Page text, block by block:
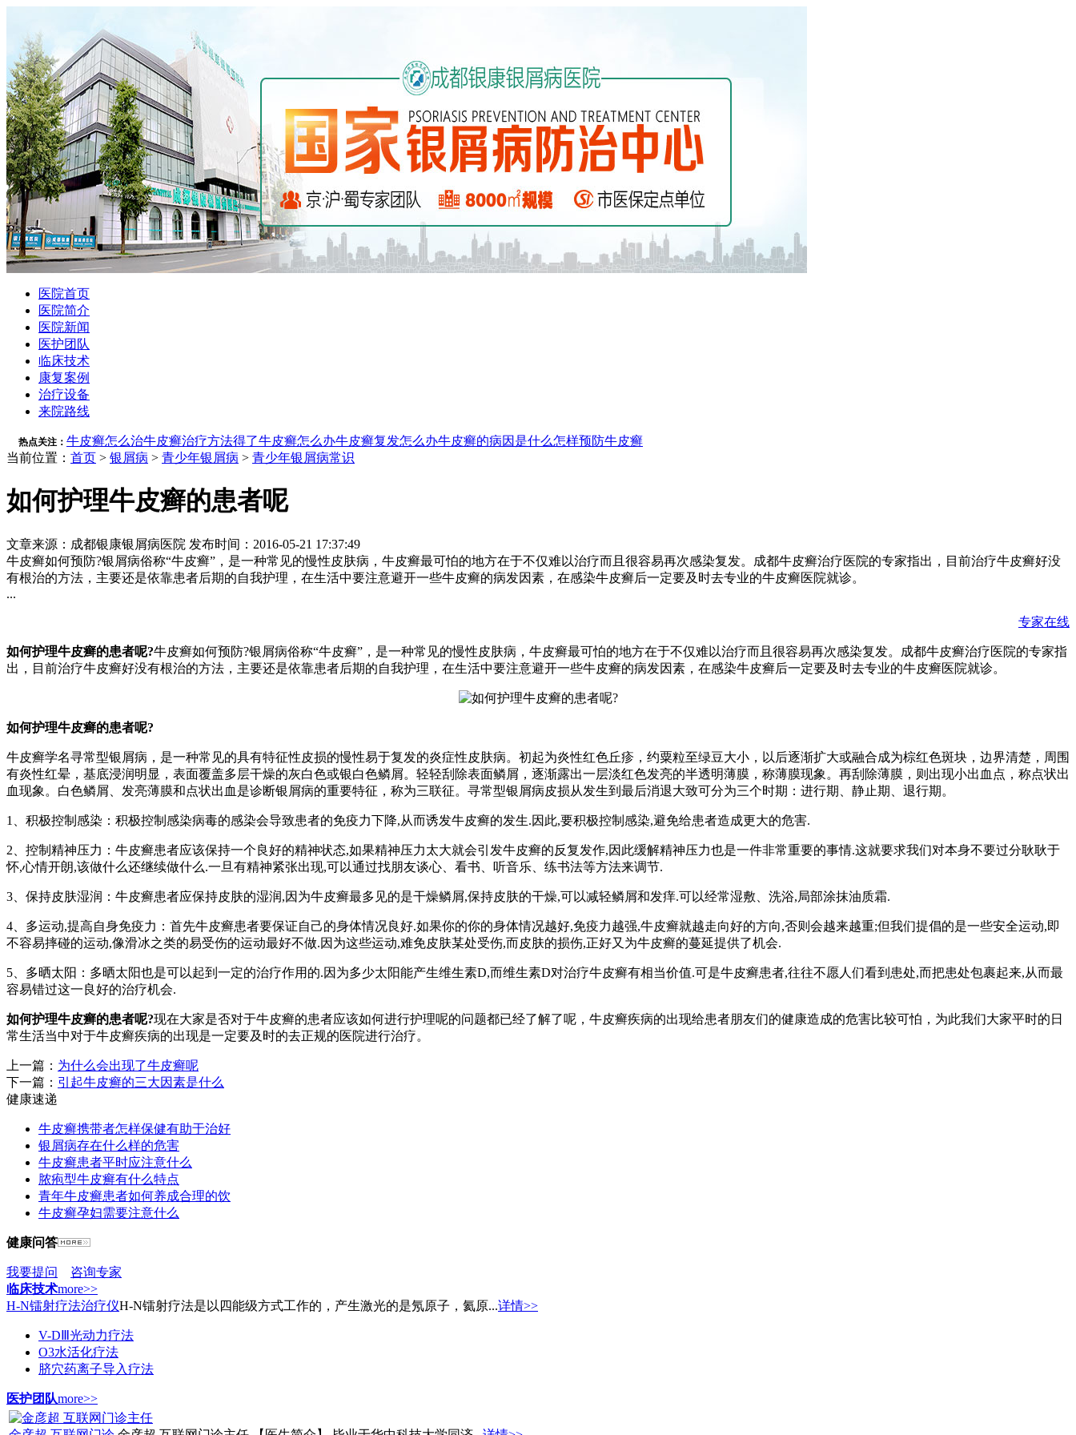
医院首页
医院简介
医院新闻
医护团队
临床技术
康复案例
治疗设备
来院路线
热点关注： 牛皮癣怎么治牛皮癣治疗方法得了牛皮癣怎么办牛皮癣复发怎么办牛皮癣的病因是什么怎样预防牛皮癣
当前位置： 首页 > 银屑病 > 青少年银屑病 > 青少年银屑病常识
如何护理牛皮癣的患者呢
文章来源：成都银康银屑病医院 发布时间：2016-05-21 17:37:49
牛皮癣如何预防?银屑病俗称“牛皮癣”，是一种常见的慢性皮肤病，牛皮癣最可怕的地方在于不仅难以治疗而且很容易再次感染复发。成都牛皮癣治疗医院的专家指出，目前治疗牛皮癣好没
有根治的方法，主要还是依靠患者后期的自我护理，在生活中要注意避开一些牛皮癣的病发因素，在感染牛皮癣后一定要及时去专业的牛皮癣医院就诊。
...
专家在线
如何护理牛皮癣的患者呢?牛皮癣如何预防?银屑病俗称“牛皮癣”，是一种常见的慢性皮肤病，牛皮癣最可怕的地方在于不仅难以治疗而且很容易再次感染复发。成都牛皮癣治疗医院的专家指
出，目前治疗牛皮癣好没有根治的方法，主要还是依靠患者后期的自我护理，在生活中要注意避开一些牛皮癣的病发因素，在感染牛皮癣后一定要及时去专业的牛皮癣医院就诊。
如何护理牛皮癣的患者呢?
牛皮癣学名寻常型银屑病，是一种常见的具有特征性皮损的慢性易于复发的炎症性皮肤病。初起为炎性红色丘疹，约粟粒至绿豆大小，以后逐渐扩大或融合成为棕红色斑块，边界清楚，周围
有炎性红晕，基底浸润明显，表面覆盖多层干燥的灰白色或银白色鳞屑。轻轻刮除表面鳞屑，逐渐露出一层淡红色发亮的半透明薄膜，称薄膜现象。再刮除薄膜，则出现小出血点，称点状出
血现象。白色鳞屑、发亮薄膜和点状出血是诊断银屑病的重要特征，称为三联征。寻常型银屑病皮损从发生到最后消退大致可分为三个时期：进行期、静止期、退行期。
1、积极控制感染：积极控制感染病毒的感染会导致患者的免疫力下降,从而诱发牛皮癣的发生.因此,要积极控制感染,避免给患者造成更大的危害.
2、控制精神压力：牛皮癣患者应该保持一个良好的精神状态,如果精神压力太大就会引发牛皮癣的反复发作,因此缓解精神压力也是一件非常重要的事情.这就要求我们对本身不要过分耿耿于
怀,心情开朗,该做什么还继续做什么.一旦有精神紧张出现,可以通过找朋友谈心、看书、听音乐、练书法等方法来调节.
3、保持皮肤湿润：牛皮癣患者应保持皮肤的湿润,因为牛皮癣最多见的是干燥鳞屑,保持皮肤的干燥,可以减轻鳞屑和发痒.可以经常湿敷、洗浴,局部涂抹油质霜.
4、多运动,提高自身免疫力：首先牛皮癣患者要保证自己的身体情况良好.如果你的你的身体情况越好,免疫力越强,牛皮癣就越走向好的方向,否则会越来越重;但我们提倡的是一些安全运动,即
不容易摔碰的运动,像滑冰之类的易受伤的运动最好不做.因为这些运动,难免皮肤某处受伤,而皮肤的损伤,正好又为牛皮癣的蔓延提供了机会.
5、多晒太阳：多晒太阳也是可以起到一定的治疗作用的.因为多少太阳能产生维生素D,而维生素D对治疗牛皮癣有相当价值.可是牛皮癣患者,往往不愿人们看到患处,而把患处包裹起来,从而最
容易错过这一良好的治疗机会.
如何护理牛皮癣的患者呢?现在大家是否对于牛皮癣的患者应该如何进行护理呢的问题都已经了解了呢，牛皮癣疾病的出现给患者朋友们的健康造成的危害比较可怕，为此我们大家平时的日
常生活当中对于牛皮癣疾病的出现是一定要及时的去正规的医院进行治疗。
上一篇： 为什么会出现了牛皮癣呢
下一篇： 引起牛皮癣的三大因素是什么
健康速递
牛皮癣携带者怎样保健有助于治好
银屑病存在什么样的危害
牛皮癣患者平时应注意什么
脓疱型牛皮癣有什么特点
青年牛皮癣患者如何养成合理的饮
牛皮癣孕妇需要注意什么
健康问答
我要提问
咨询专家
临床技术more>>
H-N镭射疗法治疗仪H-N镭射疗法是以四能级方式工作的，产生激光的是氖原子，氦原...详情>>
V-DⅢ光动力疗法
O3水活化疗法
脐穴药离子导入疗法
医护团队more>>